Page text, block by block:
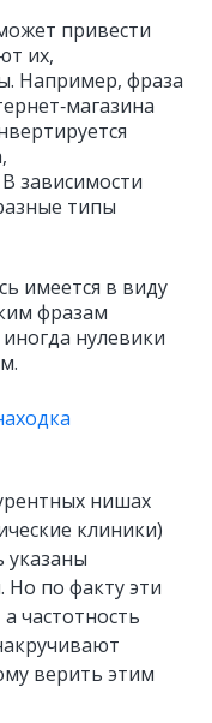
привести
их,
Например, фраза
зависимости
типы
имеется в виду
фразам
нулевики
нишах
клиники)
указаны
Но по факту эти
частотность
верить этим